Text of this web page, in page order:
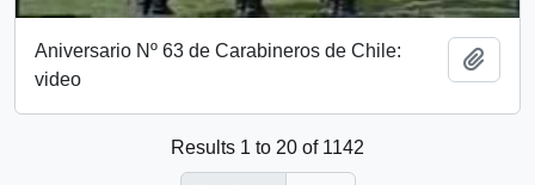
Aniversario Nº 63 de Carabineros de Chile:
video
Results 1 to 20 of 1142